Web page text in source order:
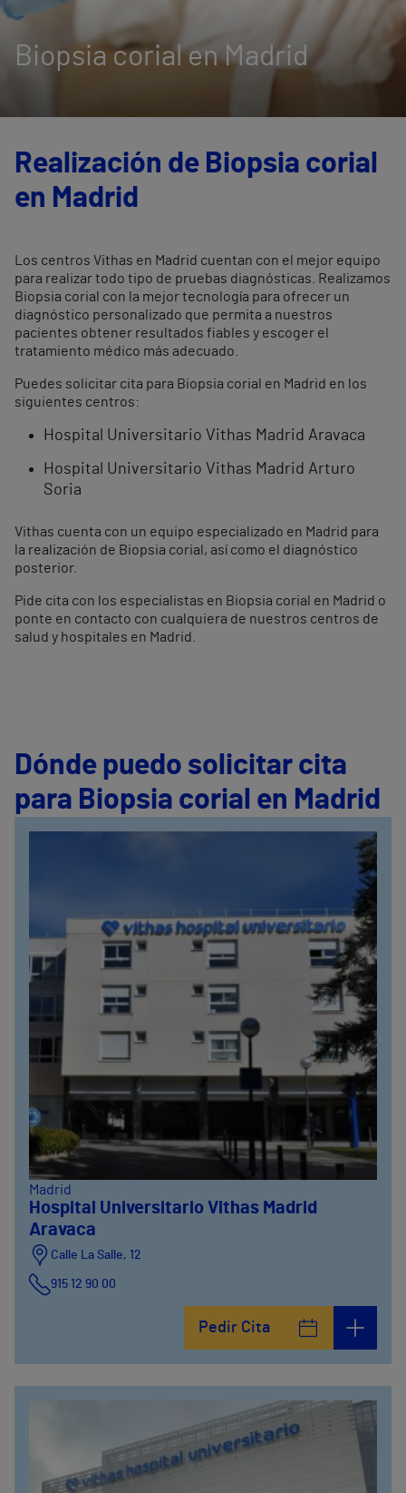
Biopsia corial en Madrid
Realización de Biopsia corial
en Madrid
Los centros Vithas en Madrid cuentan con el mejor equipo
para realizar todo tipo de pruebas diagnósticas. Realizamos
Biopsia corial con la mejor tecnología para ofrecer un
diagnóstico personalizado que permita a nuestros
pacientes obtener resultados fiables y escoger el
tratamiento médico más adecuado.
Puedes solicitar cita para Biopsia corial en Madrid en los
siguientes centros:
Hospital Universitario Vithas Madrid Aravaca
Hospital Universitario Vithas Madrid Arturo
Soria
Vithas cuenta con un equipo especializado en Madrid para
la realización de Biopsia corial, así como el diagnóstico
posterior.
Pide cita con los especialistas en Biopsia corial en Madrid o
ponte en contacto con cualquiera de nuestros centros de
salud y hospitales en Madrid.
Dónde puedo solicitar cita
para Biopsia corial en Madrid
Madrid
Hospital Universitario Vithas Madrid
Aravaca
Calle La Salle, 12
915 12 90 00
Pedir Cita